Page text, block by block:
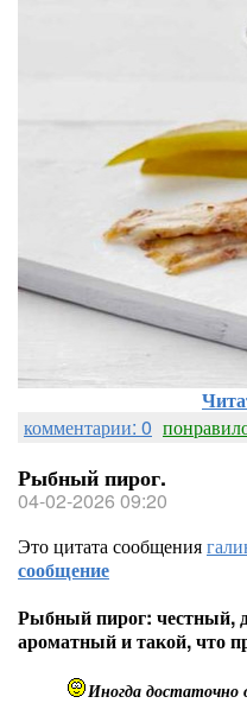
комментарии: 0
Рыбный пирог.
04-02-2026 09:20
Это цитата сообщения
сообщение
Рыбный пирог: честный,
ароматный и такой, что
Иногда достаточно